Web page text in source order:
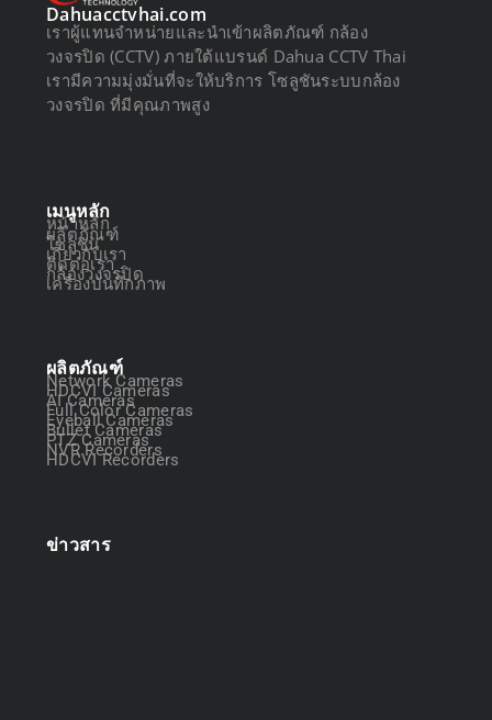
Dahuacctvhai.com
เราผู้แทนจำหน่ายและนำเข้าผลิตภัณฑ์ กล้อง
วงจรปิด (CCTV) ภายใต้แบรนด์ Dahua CCTV Thai
เรามีความมุ่งมั่นที่จะให้บริการ โซลูชันระบบกล้อง
วงจรปิด ที่มีคุณภาพสูง
เมนูหลัก
หน้าหลัก
ผลิตภัณฑ์
โซลูชัน
เกี่ยวกับเรา
ติดต่อเรา
กล้องวงจรปิด
เครื่องบันทึกภาพ
ผลิตภัณฑ์
Network Cameras
HDCVI Cameras
AI Cameras
Full Color Cameras
Eyeball Cameras
Bullet Cameras
PTZ Cameras
NVR Recorders
HDCVI Recorders
ข่าวสาร